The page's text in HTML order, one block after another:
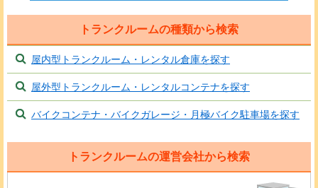
トランクルームの種類から検索
屋内型トランクルーム・レンタル倉庫を探す
屋外型トランクルーム・レンタルコンテナを探す
バイクコンテナ・バイクガレージ・月極バイク駐車場を探す
トランクルームの運営会社から検索